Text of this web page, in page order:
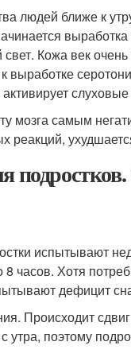
людей ближе к
Кожа век очень
к выработке
активирует
мозга самым
реакций,
испытывают
8 часов. Хотя
дефицит
Происходит
утра, поэтому